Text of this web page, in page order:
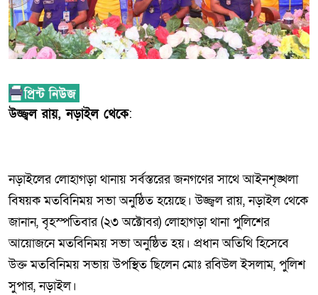
উজ্জ্বল রায়, নড়াইল থেকে:
নড়াইলের লোহাগড়া থানায় সর্বস্তরের জনগণের সাথে আইনশৃঙ্খলা
বিষয়ক মতবিনিময় সভা অনুষ্ঠিত হয়েছে। উজ্জ্বল রায়, নড়াইল থেকে
জানান, বৃহস্পতিবার (২৩ অক্টোবর) লোহাগড়া থানা পুলিশের
আয়োজনে মতবিনিময় সভা অনুষ্ঠিত হয়। প্রধান অতিথি হিসেবে
উক্ত মতবিনিময় সভায় উপস্থিত ছিলেন মোঃ রবিউল ইসলাম, পুলিশ
সুপার, নড়াইল।